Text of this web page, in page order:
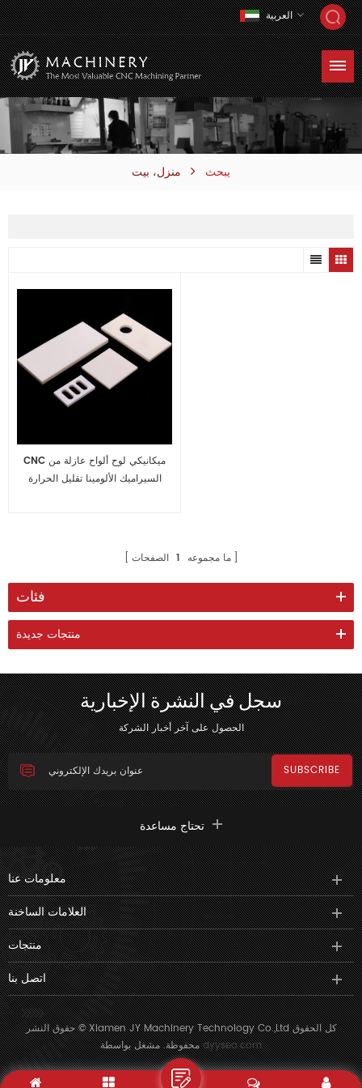
العربية
منزل، بيت يبحث
CNC ميكانيكي لوح ألواح عازلة من
السيراميك الألومينا تقليل الحرارة
ما مجموعه 1 الصفحات
فئات
منتجات جديدة
سجل في النشرة الإخبارية
الحصول على آخر أخبار الشركة
تحتاج مساعدة
معلومات عنا
العلامات الساخنة
منتجات
اتصل بنا
حقوق النشر © Xiamen JY Machinery Technology Co.,Ltd كل الحقوق
محفوظة. مشغل بواسطةdyyseo.com